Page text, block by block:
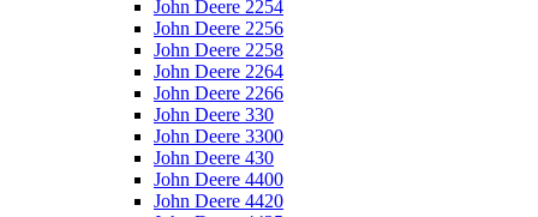
John Deere 2254
John Deere 2256
John Deere 2258
John Deere 2264
John Deere 2266
John Deere 330
John Deere 3300
John Deere 430
John Deere 4400
John Deere 4420